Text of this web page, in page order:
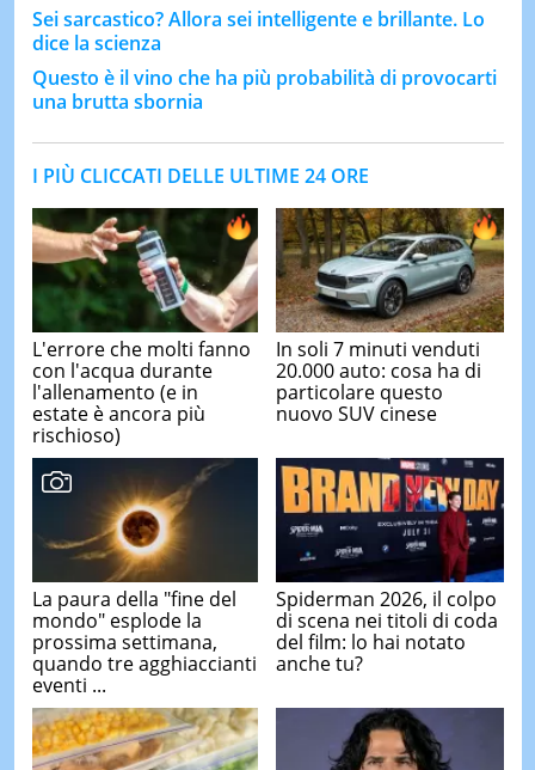
Sei sarcastico? Allora sei intelligente e brillante. Lo
dice la scienza
Questo è il vino che ha più probabilità di provocarti
una brutta sbornia
I PIÙ CLICCATI DELLE ULTIME 24 ORE
L'errore che molti fanno
con l'acqua durante
l'allenamento (e in
estate è ancora più
rischioso)
In soli 7 minuti venduti
20.000 auto: cosa ha di
particolare questo
nuovo SUV cinese
La paura della "fine del
mondo" esplode la
prossima settimana,
quando tre agghiaccianti
eventi ...
Spiderman 2026, il colpo
di scena nei titoli di coda
del film: lo hai notato
anche tu?